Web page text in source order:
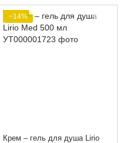
−14%
Крем – гель для душа Lirio